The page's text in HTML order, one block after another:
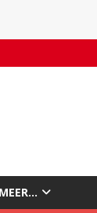
MEER…